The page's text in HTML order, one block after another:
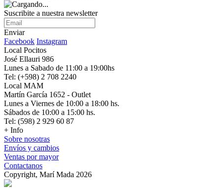
Suscribite a nuestra newsletter
Enviar
Facebook Instagram
Local Pocitos
José Ellauri 986
Lunes a Sabado de 11:00 a 19:00hs
Tel: (+598) 2 708 2240
Local MAM
Martín García 1652 - Outlet
Lunes a Viernes de 10:00 a 18:00 hs.
Sábados de 10:00 a 15:00 hs.
Tel: (598) 2 929 60 87
+ Info
Sobre nosotras
Envíos y cambios
Ventas por mayor
Contactanos
Copyright, Marí Mada 2026